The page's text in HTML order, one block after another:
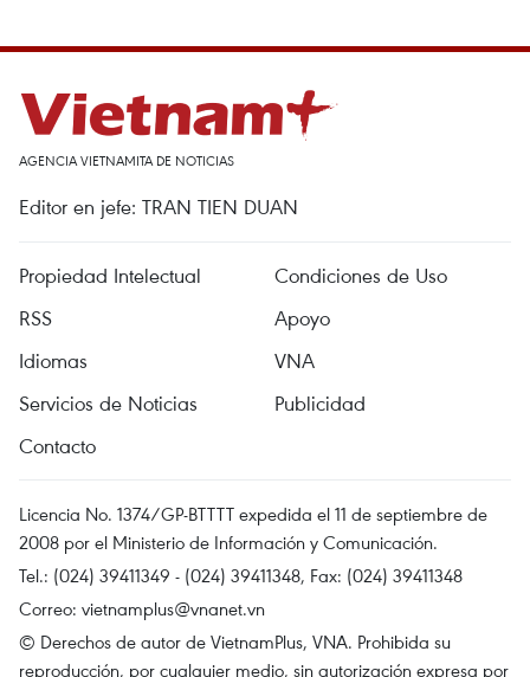
AGENCIA VIETNAMITA DE NOTICIAS
Editor en jefe: TRAN TIEN DUAN
Propiedad Intelectual
Condiciones de Uso
RSS
Apoyo
Idiomas
VNA
Servicios de Noticias
Publicidad
Contacto
Licencia No. 1374/GP-BTTTT expedida el 11 de septiembre de
2008 por el Ministerio de Información y Comunicación.
Tel.: (024) 39411349 - (024) 39411348, Fax: (024) 39411348
Correo: vietnamplus@vnanet.vn
© Derechos de autor de VietnamPlus, VNA. Prohibida su
reproducción, por cualquier medio, sin autorización expresa por